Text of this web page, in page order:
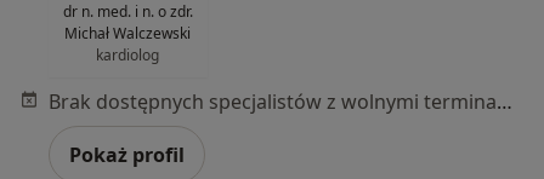
dr n. med. i n. o zdr.
Michał Walczewski
kardiolog
Brak dostępnych specjalistów z wolnymi terminami w tym centrum medycznym.
Pokaż profil